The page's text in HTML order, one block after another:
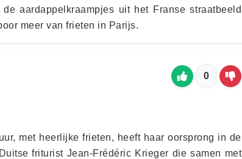
aardappelkraampjes uit het Franse straatbeeld
meer van frieten in Parijs.
0
met heerlijke frieten, heeft haar oorsprong in de
friturist Jean-Frédéric Krieger die samen met